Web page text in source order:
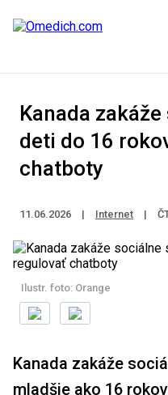
Kanada
deti do 16
chatboty
11.06.2026 | Internet |
Ilustr. foto: Orange
Kanada zakáže
mladšie ako 16